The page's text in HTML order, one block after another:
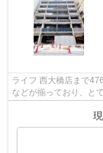
ライフ 西大橋店まで
などが揃っており、と
3分で駅に行くことが